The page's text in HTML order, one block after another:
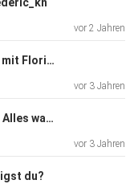
vor 2 Jahren
Die Jagd in einem Forstrevier mit Florian von den Frankenhunters
vor 3 Jahren
Die Lockjagd mit Nils Kradel - Alles was du wissen musst!
vor 3 Jahren
du?